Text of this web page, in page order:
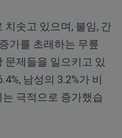
솟고 있으며, 불임, 간
가를 초래하는 무릎
문제들을 일으키고 있
남성의 3.2%가 비
극적으로 증가했습